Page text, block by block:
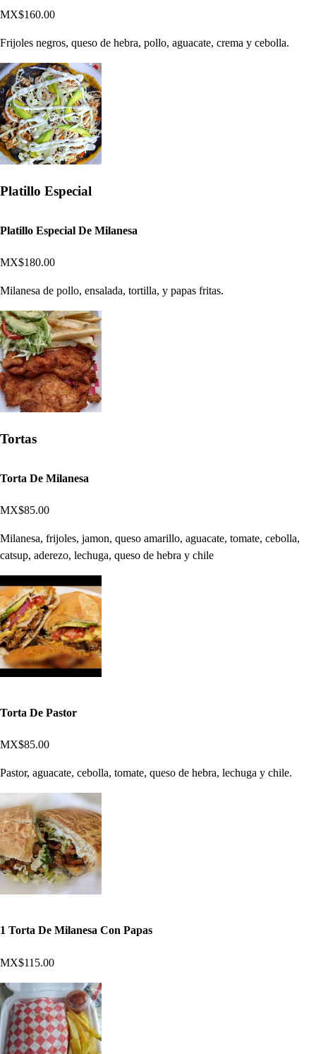
MX$160.00
Frijoles negros, queso de hebra, pollo, aguacate, crema y cebolla.
Platillo Especial
Platillo Especial De Milanesa
MX$180.00
Milanesa de pollo, ensalada, tortilla, y papas fritas.
Tortas
Torta De Milanesa
MX$85.00
Milanesa, frijoles, jamon, queso amarillo, aguacate, tomate, cebolla,
catsup, aderezo, lechuga, queso de hebra y chile
Torta De Pastor
MX$85.00
Pastor, aguacate, cebolla, tomate, queso de hebra, lechuga y chile.
1 Torta De Milanesa Con Papas
MX$115.00